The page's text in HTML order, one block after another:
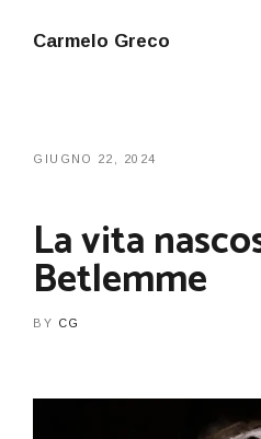
Carmelo Greco
GIUGNO 22, 2024
La vita
Betlemme
BY CG